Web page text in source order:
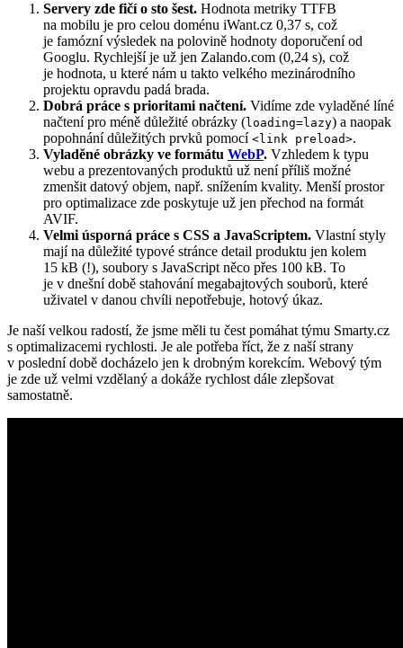
Servery zde fičí o sto šest. Hodnota metriky TTFB
na mobilu je pro celou doménu iWant.cz 0,37 s, což
je famózní výsledek na polovině hodnoty doporučení od
Googlu. Rychlejší je už jen Zalando.com (0,24 s), což
je hodnota, u které nám u takto velkého mezinárodního
projektu opravdu padá brada.
Dobrá práce s prioritami načtení. Vidíme zde vyladěné líné
načtení pro méně důležité obrázky (loading=lazy) a naopak
popohnání důležitých prvků pomocí <link preload>.
Vyladěné obrázky ve formátu WebP. Vzhledem k typu
webu a prezentovaných produktů už není příliš možné
zmenšit datový objem, např. snížením kvality. Menší prostor
pro optimalizace zde poskytuje už jen přechod na formát
AVIF.
Velmi úsporná práce s CSS a JavaScriptem. Vlastní styly
mají na důležité typové stránce detail produktu jen kolem
15 kB (!), soubory s JavaScript něco přes 100 kB. To
je v dnešní době stahování megabajtových souborů, které
uživatel v danou chvíli nepotřebuje, hotový úkaz.
Je naší velkou radostí, že jsme měli tu čest pomáhat týmu Smarty.cz
s optimalizacemi rychlosti. Je ale potřeba říct, že z naší strany
v poslední době docházelo jen k drobným korekcím. Webový tým
je zde už velmi vzdělaný a dokáže rychlost dále zlepšovat
samostatně.